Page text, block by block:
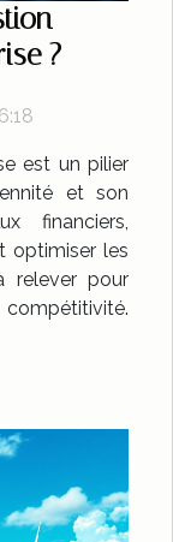
?
est un pilier
et son
financiers,
optimiser les
relever pour